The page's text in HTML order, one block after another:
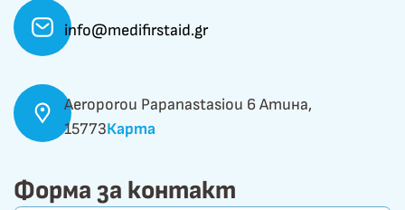
info@medifirstaid.gr
Aeroporou Papanastasiou 6 Атина,
15773Карта
Форма за контакт